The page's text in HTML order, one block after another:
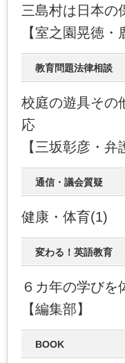
三島村は日本の
【室之園晃徳
教育問題法律相談
校庭の遊具その
応
【三坂彰彦・弁
通信・議会質疑
健康・体育(1)
変わる！英語教育
６カ年の学び
【編集部】
BOOK